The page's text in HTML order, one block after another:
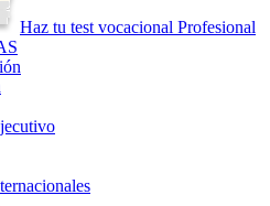
Haz tu test vocacional Profesional